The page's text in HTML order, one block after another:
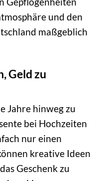
und den
maßgeblich
Geld zu
Jahre hinweg zu
bei Hochzeiten
nur einen
kreative Ideen
Geschenk zu